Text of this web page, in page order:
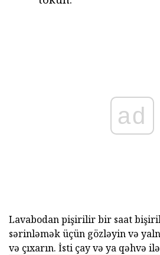
ad
Lavabodan pişirilir bir saat
sərinləmək üçün gözləyin və
və çıxarın. İsti çay və ya qəhvə